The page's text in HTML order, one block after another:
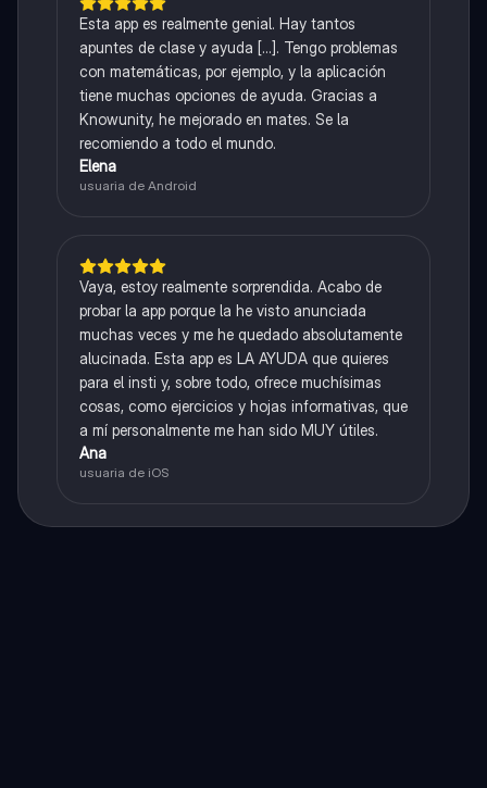
Esta app es realmente genial. Hay tantos
apuntes de clase y ayuda [...]. Tengo problemas
con matemáticas, por ejemplo, y la aplicación
tiene muchas opciones de ayuda. Gracias a
Knowunity, he mejorado en mates. Se la
recomiendo a todo el mundo.
Elena
usuaria de Android
Vaya, estoy realmente sorprendida. Acabo de
probar la app porque la he visto anunciada
muchas veces y me he quedado absolutamente
alucinada. Esta app es LA AYUDA que quieres
para el insti y, sobre todo, ofrece muchísimas
cosas, como ejercicios y hojas informativas, que
a mí personalmente me han sido MUY útiles.
Ana
usuaria de iOS